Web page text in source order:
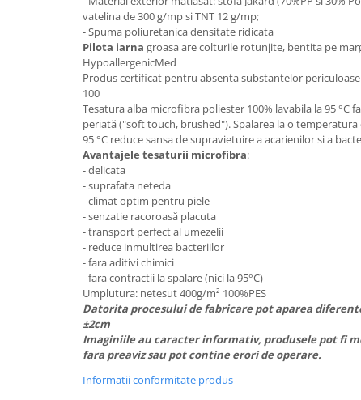
Mese gradinita
Scaune gradinita
Set mese si scaune gradinita
Mobilier copii
Mobila camera copii
Scaune birou pentru copii
Saltele patuturi copii
Masa si scaune gradinita
Seturi comode living si dormitor
vatelina de 300 g/mp si TNT 12 g/mp;
- Spuma poliuretanica densitate ridicata
Pilota iarna groasa are colturile rotunjite, bentita pe
HypoallergenicMed
Produs certificat pentru absenta substantelor
100
Tesatura alba microfibra poliester 100% lavabila la 95 °C
periată ("soft touch, brushed"). Spalarea la o temperatura
95 °C reduce sansa de supravietuire a acarienilor si a
Avantajele tesaturii microfibra:
- delicata
- suprafata neteda
- climat optim pentru piele
- senzatie racoroasă placuta
- transport perfect al umezelii
- reduce inmultirea bacteriilor
- fara aditivi chimici
- fara contractii la spalare (nici la 95°C)
Umplutura: netesut 400g/m² 100%PES
Datorita procesului de fabricare pot aparea
±2cm
Imaginiile au caracter informativ, produsele pot fi
fara preaviz sau pot contine erori de operare.
Informatii conformitate produs